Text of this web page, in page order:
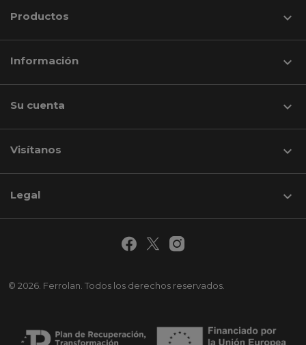
Productos 
Información 
Su cuenta 
Visítanos keyboard_arrow_down
© 2026. Ferrolan. Todos los derechos reservados.
Legal 